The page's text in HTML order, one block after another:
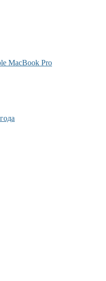
MacBook Pro